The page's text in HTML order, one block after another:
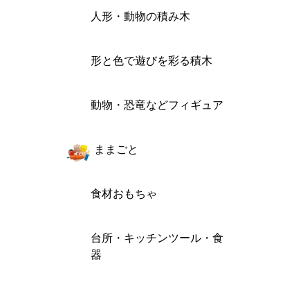
人形・動物の積み木
形と色で遊びを彩る積木
動物・恐竜などフィギュア
ままごと
食材おもちゃ
台所・キッチンツール・食
器